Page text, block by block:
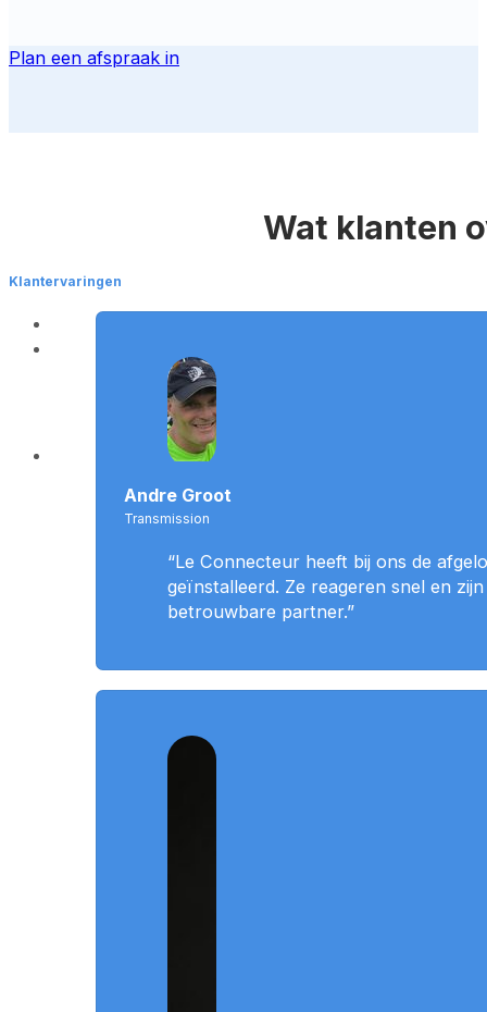
Plan een afspraak in
Wat klanten
Klantervaringen
Andre Groot
Transmission
“Le Connecteur heeft bij ons de
geïnstalleerd. Ze reageren snel en
betrouwbare partner.”